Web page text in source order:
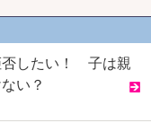
否したい！ 子は親
い？